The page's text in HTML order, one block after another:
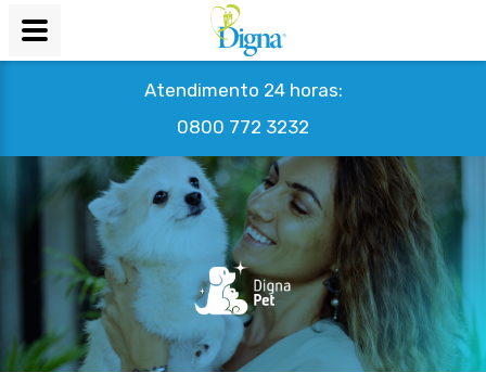
Atendimento 24 horas:
0800 772 3232